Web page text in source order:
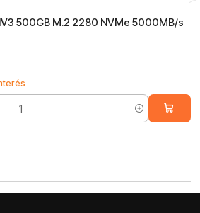
500GB M.2 2280 NVMe 5000MB/s